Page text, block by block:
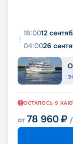
18:0012
04:0026
ОСТАЛОСЬ 9
от 78 960 ₽